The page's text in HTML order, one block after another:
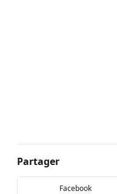
Partager
Facebook